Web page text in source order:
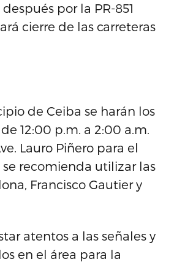
por la PR-851
cierre de las carreteras
de Ceiba se harán los
12:00 p.m. a 2:00 a.m.
Lauro Piñero para el
recomienda utilizar las
Francisco Gautier y
atentos a las señales y
en el área para la